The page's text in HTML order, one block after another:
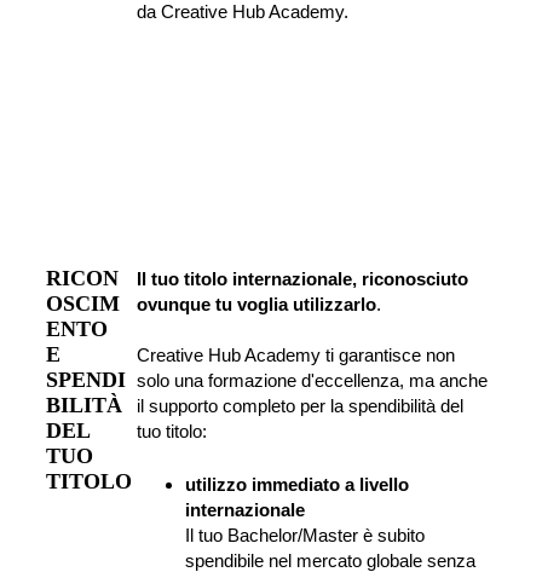
da Creative Hub Academy.
RICON
OSCIM
ENTO
E
SPENDI
BILITÀ
DEL
TUO
TITOLO
Il tuo titolo internazionale, riconosciuto
ovunque tu voglia utilizzarlo.
Creative Hub Academy ti garantisce non
solo una formazione d'eccellenza, ma anche
il supporto completo per la spendibilità del
tuo titolo:
utilizzo immediato a livello
internazionale
Il tuo Bachelor/Master è subito
spendibile nel mercato globale senza